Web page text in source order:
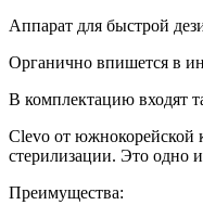
Аппарат для быстрой
Органично впишется в
В комплектацию входят
Clevo от южнокорейской
стерилизации. Это одно
Преимущества: